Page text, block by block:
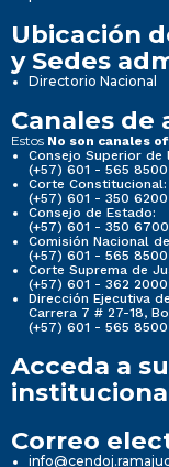
Ubicación
y Sedes
Directorio Nacional
Canales de
Estos No son canales
Consejo Superior de
(+57) 601 - 565 8500
Corte Constitucional:
(+57) 601 - 350 6200
Consejo de Estado:
(+57) 601 - 350 6700
Comisión Nacional
(+57) 601 - 565 8500
Corte Suprema de
(+57) 601 - 362 2000
Dirección Ejecutiva
Carrera 7 # 27-18,
(+57) 601 - 565 8500
Acceda a
Correo